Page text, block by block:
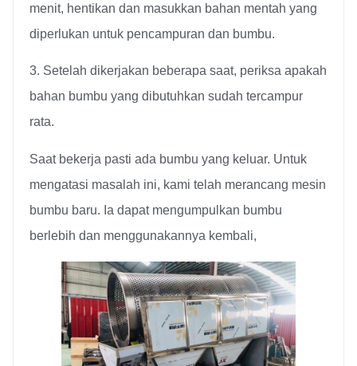
menit, hentikan dan masukkan bahan mentah yang
diperlukan untuk pencampuran dan bumbu.
3. Setelah dikerjakan beberapa saat, periksa apakah
bahan bumbu yang dibutuhkan sudah tercampur
rata.
Saat bekerja pasti ada bumbu yang keluar. Untuk
mengatasi masalah ini, kami telah merancang mesin
bumbu baru. Ia dapat mengumpulkan bumbu
berlebih dan menggunakannya kembali,